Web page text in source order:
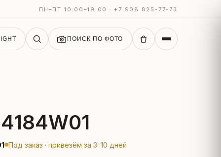
ПН–ПТ 10:00–19:00 · +7 908 825-77-73
ПОИСК ПО ФОТО
Под заказ · привезём за 3–10 дней